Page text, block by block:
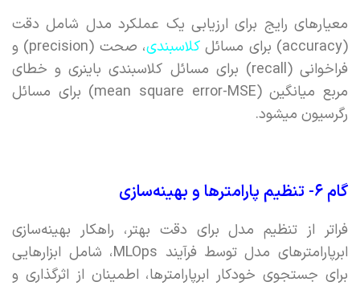
معیارهای رایج برای ارزیابی یک عملکرد مدل شامل دقت
(accuracy) برای مسائل
کلاسبندی
، صحت (precision) و
فراخوانی (recall) برای مسائل کلاسبندی باینری و خطای
مربع میانگین (mean square error-MSE) برای مسائل
رگرسیون میشود.
گام ۶- تنظیم پارامترها و بهینه‌سازی
فراتر از تنظیم مدل برای دقت بهتر،‌ راهکار بهینه‌سازی
ابرپارامترهای مدل توسط فرآیند MLOps، شامل ابزارهایی
برای جستجوی خودکار ابرپارامترها، اطمینان از اثرگذاری و